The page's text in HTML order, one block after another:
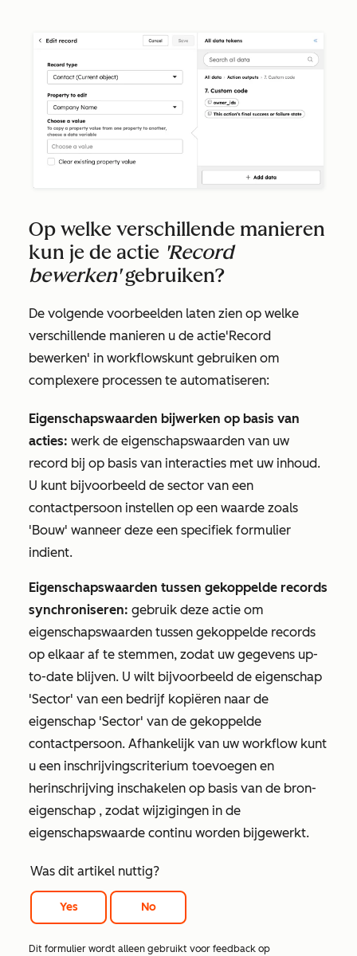
Op welke verschillende manieren
kun je de actie 'Record
bewerken'gebruiken?
De volgende voorbeelden laten zien op welke
verschillende manieren u de actie'Record
bewerken' in workflowskunt gebruiken om
complexere processen te automatiseren:
Eigenschapswaarden bijwerken op basis van
acties: werk de eigenschapswaarden van uw
record bij op basis van interacties met uw inhoud.
U kunt bijvoorbeeld de sector van een
contactpersoon instellen op een waarde zoals
'Bouw' wanneer deze een specifiek formulier
indient.
Eigenschapswaarden tussen gekoppelde records
synchroniseren: gebruik deze actie om
eigenschapswaarden tussen gekoppelde records
op elkaar af te stemmen, zodat uw gegevens up-
to-date blijven. U wilt bijvoorbeeld de eigenschap
'Sector' van een bedrijf kopiëren naar de
eigenschap 'Sector' van de gekoppelde
contactpersoon. Afhankelijk van uw workflow kunt
u een inschrijvingscriterium toevoegen en
herinschrijving inschakelen op basis van de bron-
eigenschap , zodat wijzigingen in de
eigenschapswaarde continu worden bijgewerkt.
Was dit artikel nuttig?
Yes No
Dit formulier wordt alleen gebruikt voor feedback op